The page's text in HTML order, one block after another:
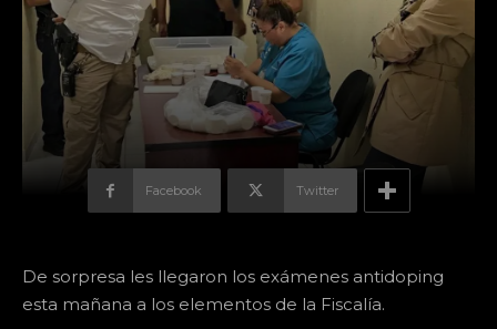
Facebook Twitter
De sorpresa les llegaron los exámenes antidoping
esta mañana a los elementos de la Fiscalía.